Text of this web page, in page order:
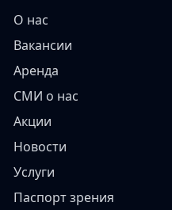
О нас
Вакансии
Аренда
СМИ о нас
Акции
Новости
Услуги
Паспорт зрения